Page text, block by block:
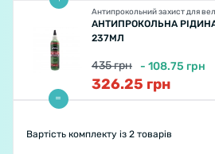
Антипрокольний захист для
АНТИПРОКОЛЬНА
237МЛ
435грн - 108.75 грн
326.25 грн
Вартість комплекту із 2 товарів